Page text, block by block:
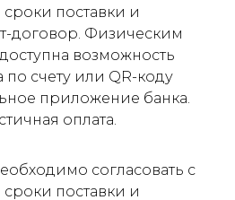
поставки и
договор. Физическим
возможность
по счету или QR-коду
приложение банка.
оплата.
согласовать с
поставки и